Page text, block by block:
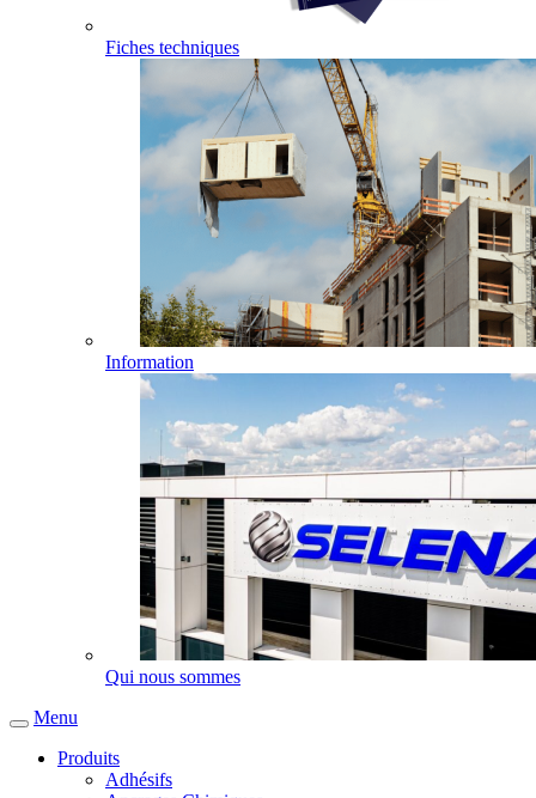
Fiches techniques
Information
Qui nous sommes
Menu
Produits
Adhésifs